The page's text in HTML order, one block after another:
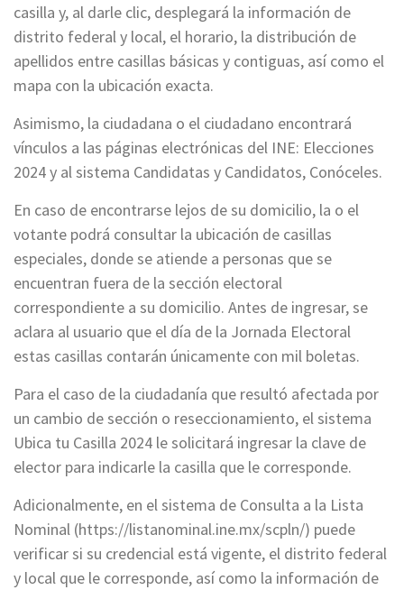
casilla y, al darle clic, desplegará la información de
distrito federal y local, el horario, la distribución de
apellidos entre casillas básicas y contiguas, así como el
mapa con la ubicación exacta.
Asimismo, la ciudadana o el ciudadano encontrará
vínculos a las páginas electrónicas del INE: Elecciones
2024 y al sistema Candidatas y Candidatos, Conóceles.
En caso de encontrarse lejos de su domicilio, la o el
votante podrá consultar la ubicación de casillas
especiales, donde se atiende a personas que se
encuentran fuera de la sección electoral
correspondiente a su domicilio. Antes de ingresar, se
aclara al usuario que el día de la Jornada Electoral
estas casillas contarán únicamente con mil boletas.
Para el caso de la ciudadanía que resultó afectada por
un cambio de sección o reseccionamiento, el sistema
Ubica tu Casilla 2024 le solicitará ingresar la clave de
elector para indicarle la casilla que le corresponde.
Adicionalmente, en el sistema de Consulta a la Lista
Nominal (https://listanominal.ine.mx/scpln/) puede
verificar si su credencial está vigente, el distrito federal
y local que le corresponde, así como la información de